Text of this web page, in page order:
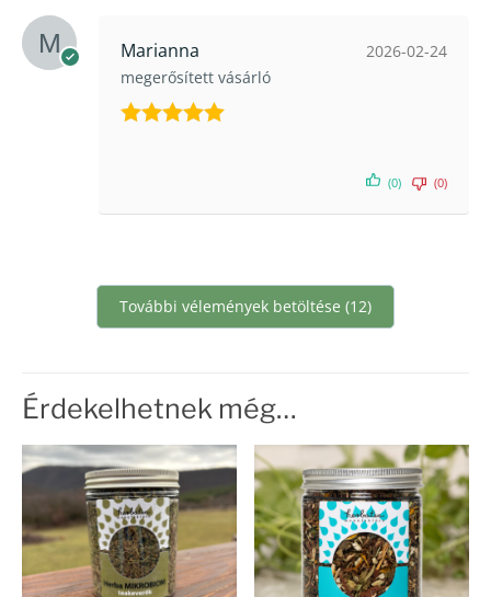
Marianna
megerősített vásárló
2026-02-24
(0) (0)
További vélemények betöltése (12)
Érdekelhetnek még…